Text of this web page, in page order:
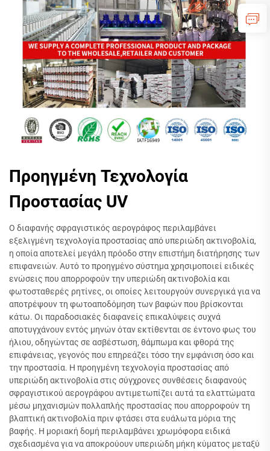
Προηγμένη Τεχνολογία
Προστασίας UV
Ο διαφανής σφραγιστικός αερογράφος περιλαμβάνει
εξελιγμένη τεχνολογία προστασίας από υπεριώδη ακτινοβολία,
η οποία αποτελεί μεγάλη πρόοδο στην επιστήμη διατήρησης των
επιφανειών. Αυτό το προηγμένο σύστημα χρησιμοποιεί ειδικές
ενώσεις που απορροφούν την υπεριώδη ακτινοβολία και
φωτοσταθερές ρητίνες, οι οποίες λειτουργούν συνεργικά για να
αποτρέψουν τη φωτοαποδόμηση των βαφών που βρίσκονται
κάτω. Οι παραδοσιακές διαφανείς επικαλύψεις συχνά
αποτυγχάνουν εντός μηνών όταν εκτίθενται σε έντονο φως του
ήλιου, οδηγώντας σε ασβέστωση, θάμπωμα και φθορά της
επιφάνειας, γεγονός που επηρεάζει τόσο την εμφάνιση όσο και
την προστασία. Η προηγμένη τεχνολογία προστασίας από
υπεριώδη ακτινοβολία στις σύγχρονες συνθέσεις διαφανούς
σφραγιστικού αερογράφου αντιμετωπίζει αυτά τα ελαττώματα
μέσω μηχανισμών πολλαπλής προστασίας που απορροφούν τη
βλαπτική ακτινοβολία πριν φτάσει στα ευάλωτα μόρια της
βαφής. Η μοριακή δομή περιλαμβάνει χρωμόφορα ειδικά
σχεδιασμένα για να αποκρούουν υπεριώδη μήκη κύματος μεταξύ